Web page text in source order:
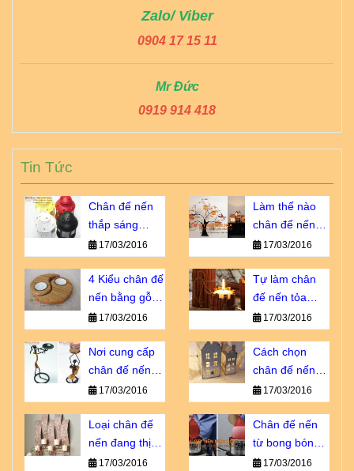
Zalo/ Viber
0904 17 15 11
Mr Đức
0919 914 418
Tin Tức
Chân đế nến
thắp sáng
thành phố
ngàn sao giá
bao nhiêu?
17/03/2016
Làm thế nào
chân đế nến
trở thành vật
không thể
thiếu?
17/03/2016
4 Kiểu chân đế
nến bằng gỗ
bạn không thể
bỏ qua
17/03/2016
Tự làm chân
đế nến tỏa
hương dịu êm
17/03/2016
Nơi cung cấp
chân đế nến
giá sỉ chiết
khấu cao
17/03/2016
Cách chọn
chân đế nến
tôn vinh vẻ đẹp
nội thất
17/03/2016
Loại chân đế
nến đang thịnh
hành số 1 tại
17/03/2016
Chân đế nến
từ bong bóng -
sao lại không?
17/03/2016